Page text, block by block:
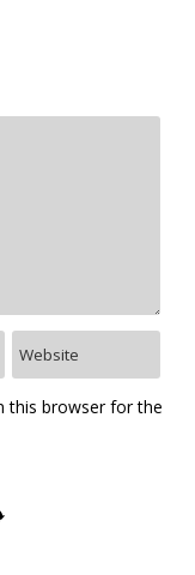
this browser for the